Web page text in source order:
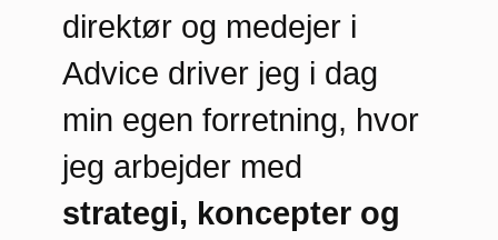
direktør og medejer i
Advice driver jeg i dag
min egen forretning, hvor
jeg arbejder med
strategi, koncepter og